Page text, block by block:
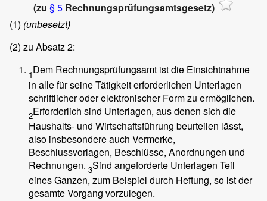
(zu § 5 Rechnungsprüfungsamtsgesetz)
(1) (unbesetzt)
(2) zu Absatz 2:
1Dem Rechnungsprüfungsamt ist die Einsichtnahme
in alle für seine Tätigkeit erforderlichen Unterlagen
schriftlicher oder elektronischer Form zu ermöglichen.
2Erforderlich sind Unterlagen, aus denen sich die
Haushalts- und Wirtschaftsführung beurteilen lässt,
also insbesondere auch Vermerke,
Beschlussvorlagen, Beschlüsse, Anordnungen und
Rechnungen. 3Sind angeforderte Unterlagen Teil
eines Ganzen, zum Beispiel durch Heftung, so ist der
gesamte Vorgang vorzulegen.